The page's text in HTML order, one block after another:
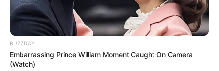
BUZZDAY
Embarrassing Prince William Moment Caught On Camera
(Watch)